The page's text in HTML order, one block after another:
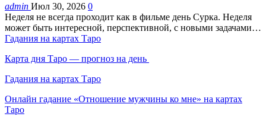
admin Июл 30, 2026 0
Неделя не всегда проходит как в фильме день Сурка. Неделя
может быть интересной, перспективной, с новыми задачами…
Гадания на картах Таро
Карта дня Таро — прогноз на день
Гадания на картах Таро
Онлайн гадание «Отношение мужчины ко мне» на картах
Таро